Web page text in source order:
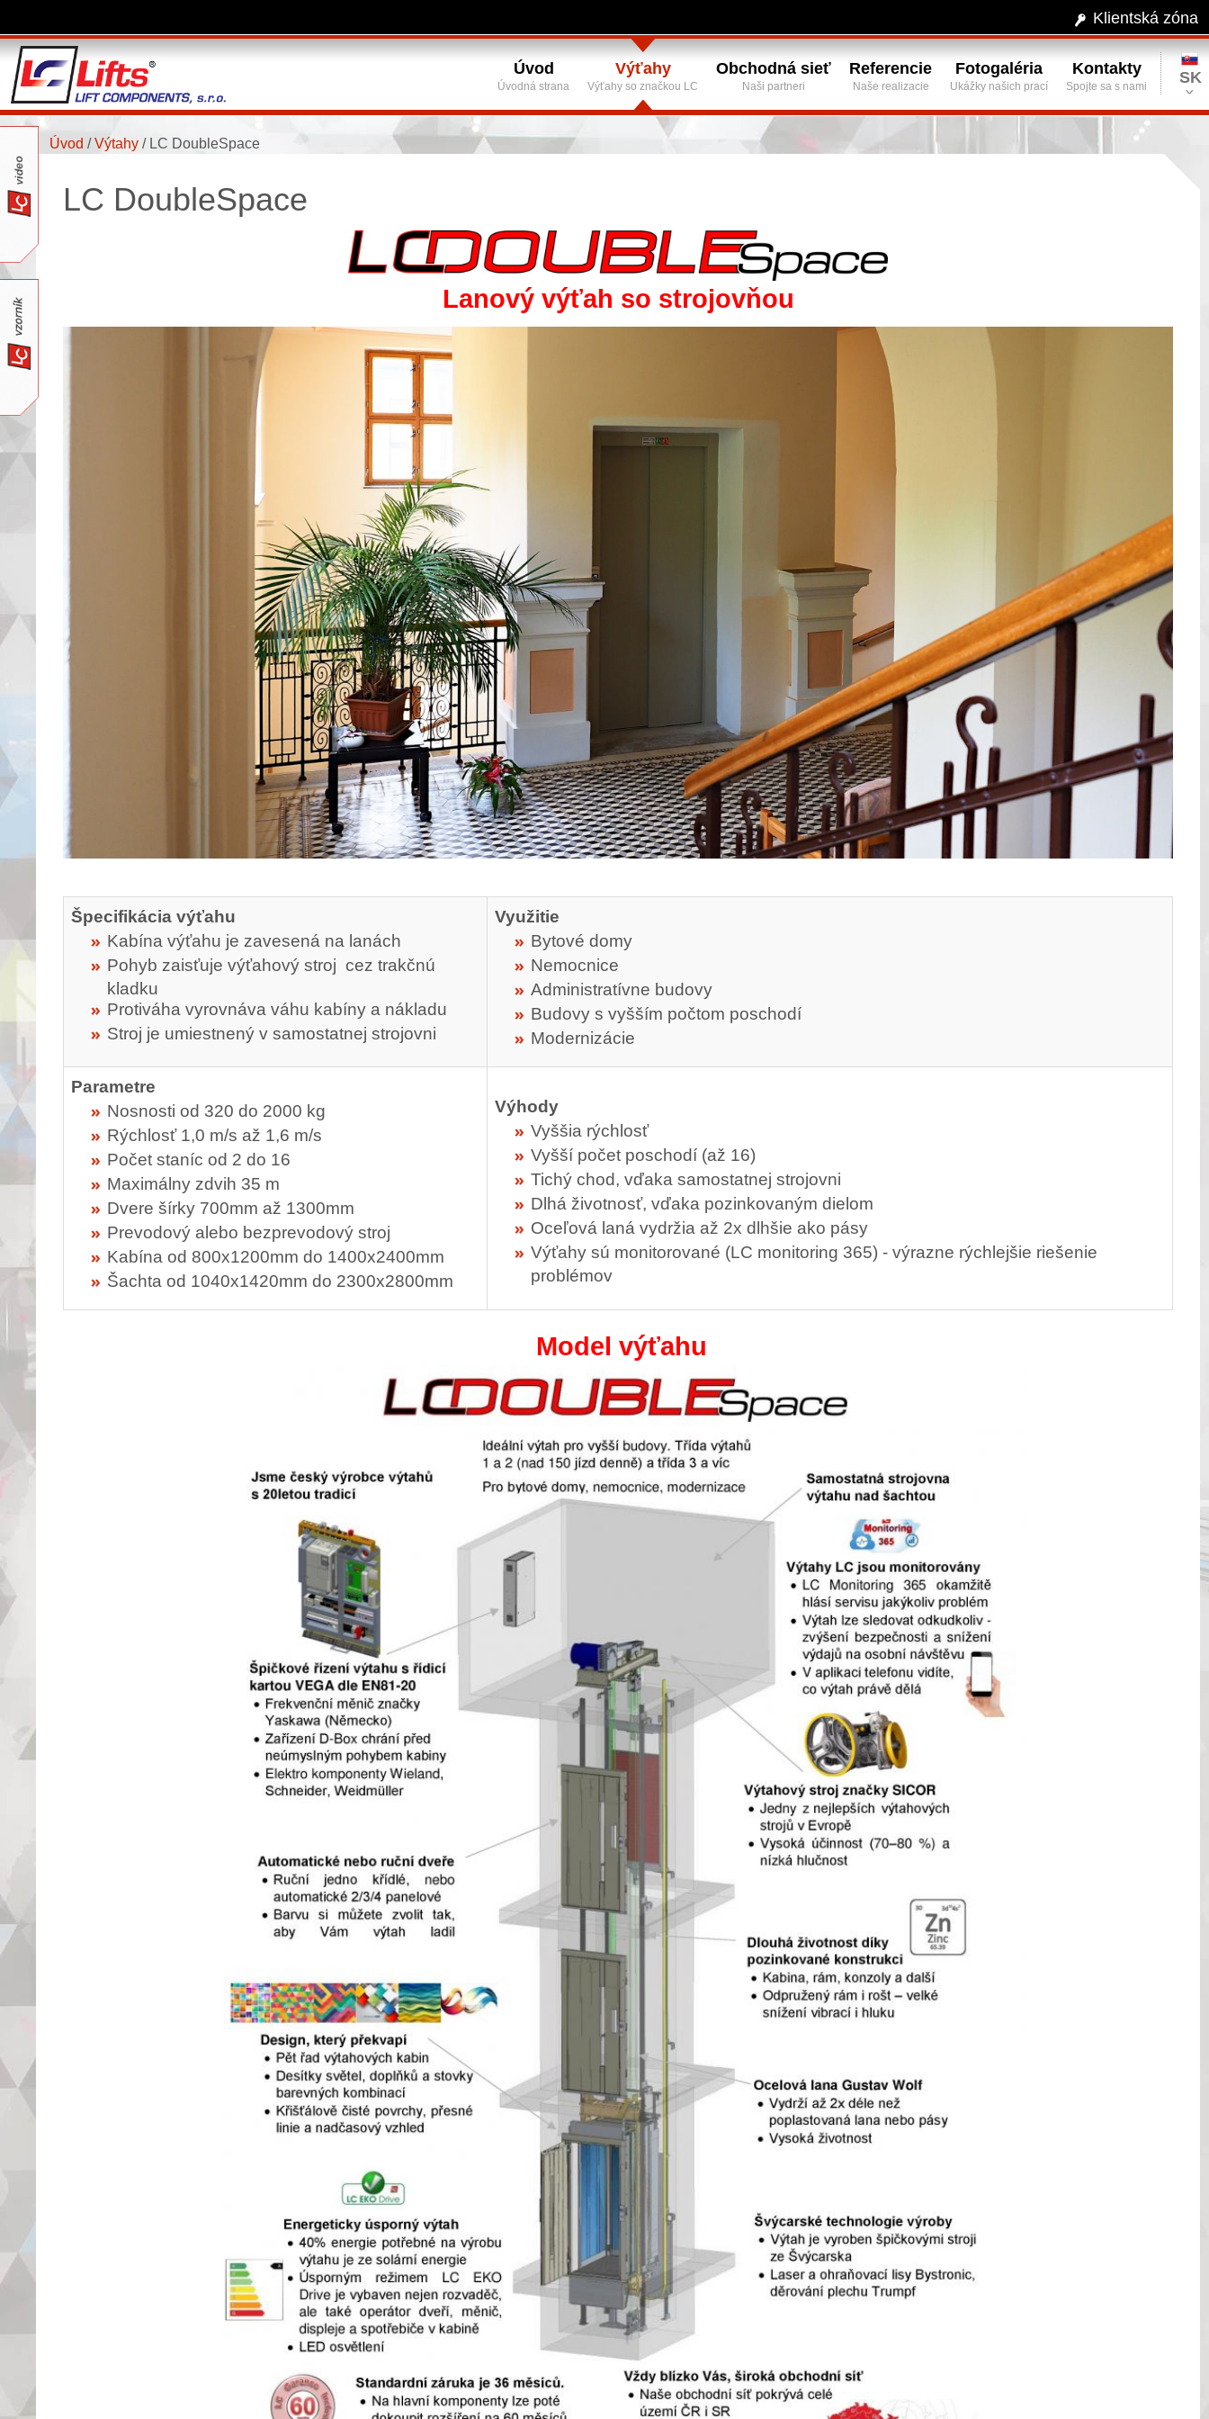
Klientská zóna
SK
Úvod
Úvodná strana
Výťahy
Výťahy so značkou LC
Obchodná sieť
Naši partneri
Referencie
Naše realizacie
Fotogaléria
Ukážky našich prací
Kontakty
Spojte sa s nami
Úvod /Výtahy / LC DoubleSpace
LC DoubleSpace
Lanový výťah so strojovňou
Špecifikácia výťahu
Kabína výťahu je zavesená na lanách
Pohyb zaisťuje výťahový stroj cez trakčnú
kladku
Protiváha vyrovnáva váhu kabíny a nákladu
Stroj je umiestnený v samostatnej strojovni
Využitie
Bytové domy
Nemocnice
Administratívne budovy
Budovy s vyšším počtom poschodí
Modernizácie
Parametre
Nosnosti od 320 do 2000 kg
Rýchlosť 1,0 m/s až 1,6 m/s
Počet staníc od 2 do 16
Maximálny zdvih 35 m
Dvere šírky 700mm až 1300mm
Prevodový alebo bezprevodový stroj
Kabína od 800x1200mm do 1400x2400mm
Šachta od 1040x1420mm do 2300x2800mm
Výhody
Vyššia rýchlosť
Vyšší počet poschodí (až 16)
Tichý chod, vďaka samostatnej strojovni
Dlhá životnosť, vďaka pozinkovaným dielom
Oceľová laná vydržia až 2x dlhšie ako pásy
Výťahy sú monitorované (LC monitoring 365) - výrazne rýchlejšie riešenie
problémov
Model výťahu